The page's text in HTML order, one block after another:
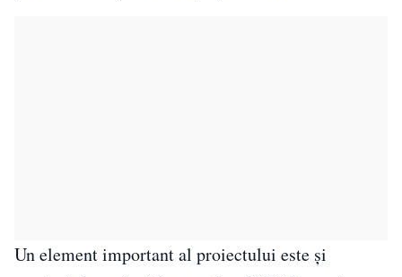
Un element important al proiectului este și